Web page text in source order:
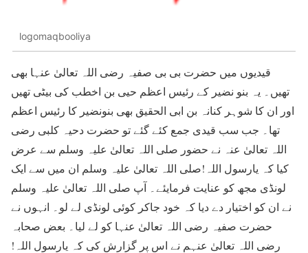
logomaqbooliya
قیدیوں میں حضرت بی بی صفیہ رضی اللہ تعالیٰ عنہا بھی
تھیں۔ یہ بنو نضیر کے رئیس اعظم حیی بن اخطب کی بیٹی تھیں
اور ان کا شوہر کنانہ بن ابی الحقیق بھی بنونضیر کا رئیس اعظم
تھا۔ جب سب قیدی جمع کئے گئے تو حضرت دحیہ کلبی رضی
اللہ تعالیٰ عنہ نے حضور صلی اللہ تعالیٰ علیہ وسلم سے عرض
کیا کہ یارسول اللہ!صلی اللہ تعالیٰ علیہ وسلم ان میں سے ایک
لونڈی مجھ کو عنایت فرمایئے۔ آپ صلی اللہ تعالیٰ علیہ وسلم
نے ان کو اختیار دے دیا کہ خود جاکر کوئی لونڈی لے لو۔ انہوں نے
حضرت صفیہ رضی اللہ تعالیٰ عنہا کو لے لیا۔ بعض صحابہ
رضی اللہ تعالیٰ عنہم نے اس پر گزارش کی کہ یارسول اللہ!